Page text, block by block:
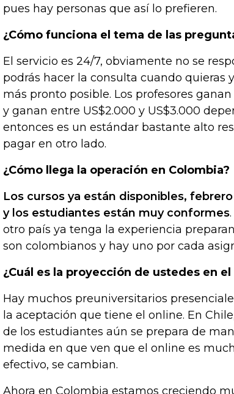
pues hay personas que así lo prefieren.
¿Cómo funciona el tema de las
El servicio es 24/7, obviamente no se
podrás hacer la consulta cuando quieras
más pronto posible. Los profesores
y ganan entre US$2.000 y US$3.000
entonces es un estándar bastante alto
pagar en otro lado.
¿Cómo llega la operación en Colombia?
Los cursos ya están disponibles,
y los estudiantes están muy conformes
otro país ya tenga la experiencia
son colombianos y hay uno por cada
¿Cuál es la proyección de ustedes en
Hay muchos preuniversitarios
la aceptación que tiene el online. En
de los estudiantes aún se prepara de
medida en que ven que el online es
efectivo, se cambian.
Ahora en Colombia estamos creciendo